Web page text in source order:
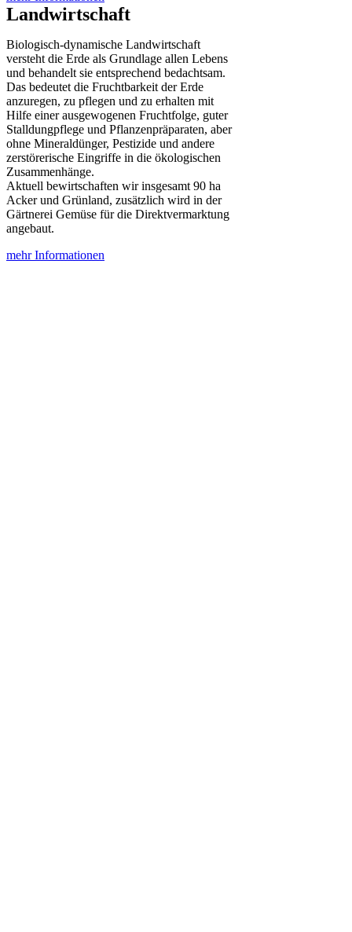
Landwirtschaft
Biologisch-dynamische Landwirtschaft
versteht die Erde als Grundlage allen Lebens
und behandelt sie entsprechend bedachtsam.
Das bedeutet die Fruchtbarkeit der Erde
anzuregen, zu pflegen und zu erhalten mit
Hilfe einer ausgewogenen Fruchtfolge, guter
Stalldungpflege und Pflanzenpräparaten, aber
ohne Mineraldünger, Pestizide und andere
zerstörerische Eingriffe in die ökologischen
Zusammenhänge.
Aktuell bewirtschaften wir insgesamt 90 ha
Acker und Grünland, zusätzlich wird in der
Gärtnerei Gemüse für die Direktvermarktung
angebaut.
mehr Informationen